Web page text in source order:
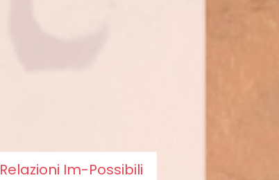
Relazioni Im-Possibili